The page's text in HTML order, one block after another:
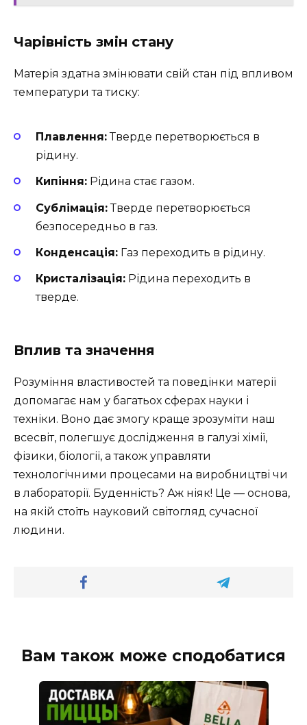
Чарівність змін стану
Матерія здатна змінювати свій стан під впливом
температури та тиску:
Плавлення:Тверде перетворюється в
рідину.
Кипіння: Рідина стає газом.
Сублімація:Тверде перетворюється
безпосередньо в газ.
Конденсація: Газ переходить в рідину.
Кристалізація: Рідина переходить в
тверде.
Вплив та значення
Розуміння властивостей та поведінки матерії
допомагає нам у багатьох сферах науки і
техніки. Воно дає змогу краще зрозуміти наш
всесвіт, полегшує дослідження в галузі хімії,
фізики, біології, а також управляти
технологічними процесами на виробництві чи
в лабораторії. Буденність? Аж ніяк! Це — основа,
на якій стоїть науковий світогляд сучасної
людини.
Вам також може сподобатися